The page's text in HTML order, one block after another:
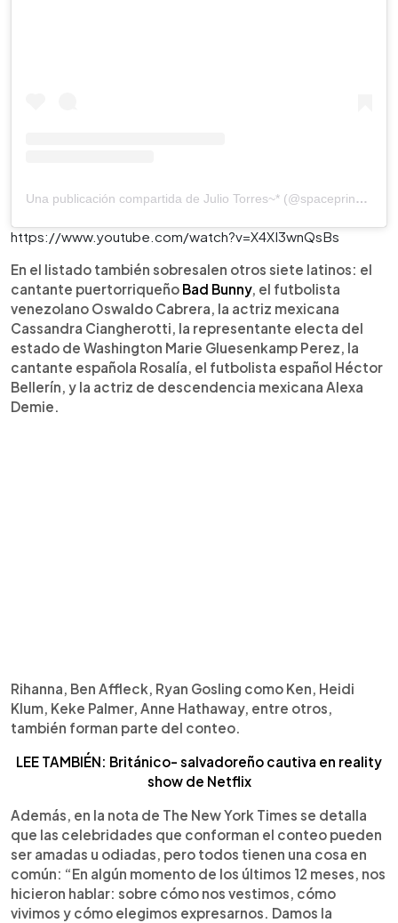
Una publicación compartida de Julio Torres~* (@spaceprincejulio)
https://www.youtube.com/watch?v=X4XI3wnQsBs
En el listado también sobresalen otros siete latinos: el
cantante puertorriqueño Bad Bunny, el futbolista
venezolano Oswaldo Cabrera, la actriz mexicana
Cassandra Ciangherotti, la representante electa del
estado de Washington Marie Gluesenkamp Perez, la
cantante española Rosalía, el futbolista español Héctor
Bellerín, y la actriz de descendencia mexicana Alexa
Demie.
Rihanna, Ben Affleck, Ryan Gosling como Ken, Heidi
Klum, Keke Palmer, Anne Hathaway, entre otros,
también forman parte del conteo.
LEE TAMBIÉN: Británico- salvadoreño cautiva en reality
show de Netflix
Además, en la nota de The New York Times se detalla
que las celebridades que conforman el conteo pueden
ser amadas u odiadas, pero todos tienen una cosa en
común: “En algún momento de los últimos 12 meses, nos
hicieron hablar: sobre cómo nos vestimos, cómo
vivimos y cómo elegimos expresarnos. Damos la